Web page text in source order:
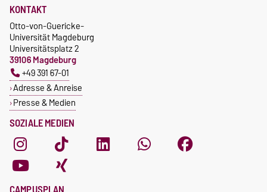
SOZIALE MEDIEN
KONTAKT
Otto-von-Guericke-
Universität Magdeburg
Universitätsplatz 2
39106 Magdeburg
+49 391 67-01
Adresse & Anreise
Presse & Medien